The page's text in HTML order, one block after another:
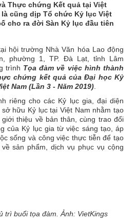
Thực chứng Kết quả tại Việt
là cũng dịp Tổ chức Kỷ lục Việt
cho ra đời Sàn Kỷ lục đầu tiên
hội trường Nhà Văn hóa Lao động
phường 1, TP. Đà Lạt, tỉnh Lâm
trình Tọa đàm về việc hình thành
chứng kết quả của Đại học Kỷ
Nam (Lần 3 - Năm 2019).
riêng cho các Kỷ lục gia, đại diện
hữu Kỷ lục tại Việt Nam nhằm tạo
thiệu về bản thân, cùng trao đổi
của Kỷ lục gia từ việc sáng tạo, áp
sống và công việc thực tiễn để tạo
sản phẩm, dịch vụ phục vụ cộng
trì buổi tọa đàm. Ảnh: VietKings